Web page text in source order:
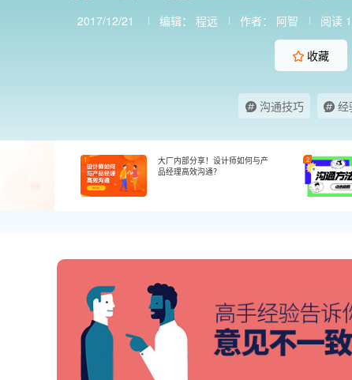
2017/12/21 编辑： 程远 作者： 阿智 阅读
收藏
沟通技巧 经
1
大厂内部分享！设计师如何与产
品经理高效沟通？
2